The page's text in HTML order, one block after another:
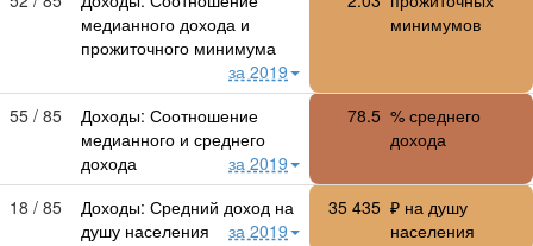
медианного дохода и
прожиточного минимума
за 2019
минимумов
55 / 85
Доходы: Соотношение
медианного и среднего
дохода
за 2019
78.5 % среднего
дохода
18 / 85
Доходы: Средний доход на
душу населения
за 2019
35 435 ₽ на душу
населения